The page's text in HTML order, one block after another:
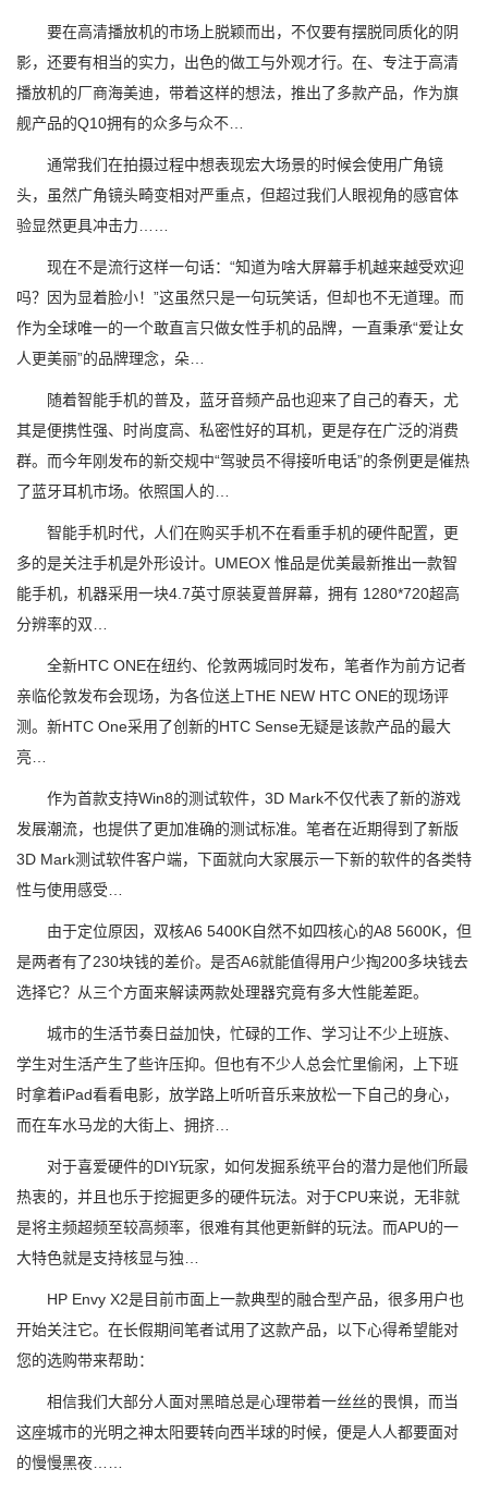
要在高清播放机的市场上脱颖而出，不仅要有摆脱同质化的阴
影，还要有相当的实力，出色的做工与外观才行。在、专注于高清
播放机的厂商海美迪，带着这样的想法，推出了多款产品，作为旗
舰产品的Q10拥有的众多与众不…
通常我们在拍摄过程中想表现宏大场景的时候会使用广角镜
头，虽然广角镜头畸变相对严重点，但超过我们人眼视角的感官体
验显然更具冲击力……
现在不是流行这样一句话：“知道为啥大屏幕手机越来越受欢迎
吗？因为显着脸小！”这虽然只是一句玩笑话，但却也不无道理。而
作为全球唯一的一个敢直言只做女性手机的品牌，一直秉承“爱让女
人更美丽”的品牌理念，朵…
随着智能手机的普及，蓝牙音频产品也迎来了自己的春天，尤
其是便携性强、时尚度高、私密性好的耳机，更是存在广泛的消费
群。而今年刚发布的新交规中“驾驶员不得接听电话”的条例更是催热
了蓝牙耳机市场。依照国人的…
智能手机时代，人们在购买手机不在看重手机的硬件配置，更
多的是关注手机是外形设计。UMEOX 惟品是优美最新推出一款智
能手机，机器采用一块4.7英寸原装夏普屏幕，拥有 1280*720超高
分辨率的双…
全新HTC ONE在纽约、伦敦两城同时发布，笔者作为前方记者
亲临伦敦发布会现场，为各位送上THE NEW HTC ONE的现场评
测。新HTC One采用了创新的HTC Sense无疑是该款产品的最大
亮…
作为首款支持Win8的测试软件，3D Mark不仅代表了新的游戏
发展潮流，也提供了更加准确的测试标准。笔者在近期得到了新版
3D Mark测试软件客户端，下面就向大家展示一下新的软件的各类特
性与使用感受…
由于定位原因，双核A6 5400K自然不如四核心的A8 5600K，但
是两者有了230块钱的差价。是否A6就能值得用户少掏200多块钱去
选择它？从三个方面来解读两款处理器究竟有多大性能差距。
城市的生活节奏日益加快，忙碌的工作、学习让不少上班族、
学生对生活产生了些许压抑。但也有不少人总会忙里偷闲，上下班
时拿着iPad看看电影，放学路上听听音乐来放松一下自己的身心，
而在车水马龙的大街上、拥挤…
对于喜爱硬件的DIY玩家，如何发掘系统平台的潜力是他们所最
热衷的，并且也乐于挖掘更多的硬件玩法。对于CPU来说，无非就
是将主频超频至较高频率，很难有其他更新鲜的玩法。而APU的一
大特色就是支持核显与独…
HP Envy X2是目前市面上一款典型的融合型产品，很多用户也
开始关注它。在长假期间笔者试用了这款产品，以下心得希望能对
您的选购带来帮助：
相信我们大部分人面对黑暗总是心理带着一丝丝的畏惧，而当
这座城市的光明之神太阳要转向西半球的时候，便是人人都要面对
的慢慢黑夜……